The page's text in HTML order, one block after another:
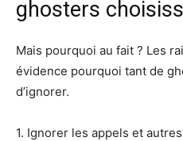
ghosters
Mais pourquoi au fait ? Les
évidence pourquoi tant de
d’ignorer.
1. Ignorer les appels et